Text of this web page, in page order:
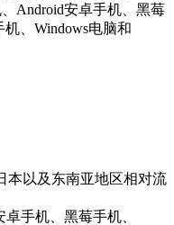
Android安卓手机、黑莓
、Windows电脑和
本以及东南亚地区相对流
手机、黑莓手机、